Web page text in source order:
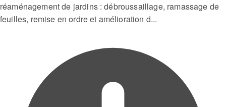
réaménagement de jardins : débroussaillage, ramassage de
feuilles, remise en ordre et amélioration d...